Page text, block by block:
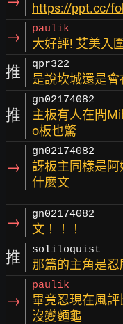
https://ppt.cc/
→ paulik
大好評! 艾美入
推 qpr322
是說坎城還是
推
gn02174082
主板有人在問
o板也驚
→
gn02174082
訝板主同樣是
什麼文
→ gn02174082
文！！！
推 soliloquist
那篇的主角是
→
paulik
畢竟忍現在風
沒變麵龜